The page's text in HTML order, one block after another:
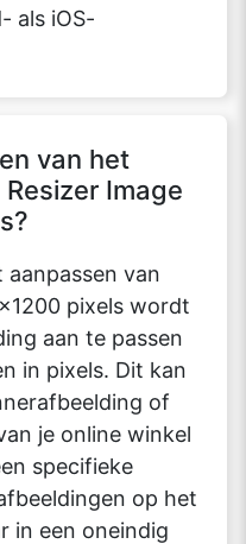
als iOS-
van het
Image
van
pixels wordt
aan te passen
in pixels. Dit kan
of
je online winkel
specifieke
op het
in een oneindig